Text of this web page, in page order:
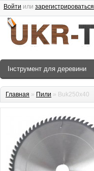
Войти или зарегистрироваться
Інструмент для деревини
Главная » Пили » Buk250x40